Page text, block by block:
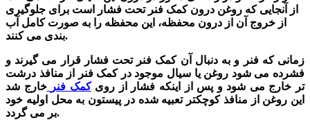
از آنجایی که روغن درون کمک فنر تحت فشار است برای جلوگیری
از خروج آن از درون محفظه، این محفظه را به صورت کامل آب
بندی می کنند.
زمانی که فنر و به دنبال آن کمک فنر تحت فشار قرار می گیرند و
فشرده می شود روغن یا سیال موجود در کمک فنر از منافذ درشت
تر خارج می شود و پس از اینکه فشار از رویکمک فنر
خارج شد
این روغن از منافذ کوچکتر تعبیه شده در پیستون به محل اولیه خود
بر می گردد.